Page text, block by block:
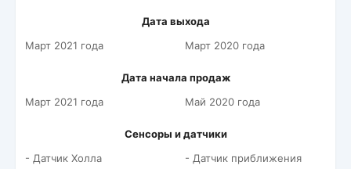
Дата выхода
Март 2021 года
Март 2020 года
Дата начала продаж
Март 2021 года
Май 2020 года
Сенсоры и датчики
- Датчик Холла
- Датчик приближения